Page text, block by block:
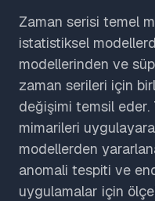
Zaman serisi temel
istatistiksel
modellerinden ve
zaman serileri için
değişimi temsil eder.
mimarileri
modellerden
anomali tespiti ve
uygulamalar için